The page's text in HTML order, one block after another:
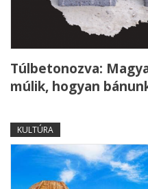
Túlbetonozva:
múlik, hogyan
KULTÚRA